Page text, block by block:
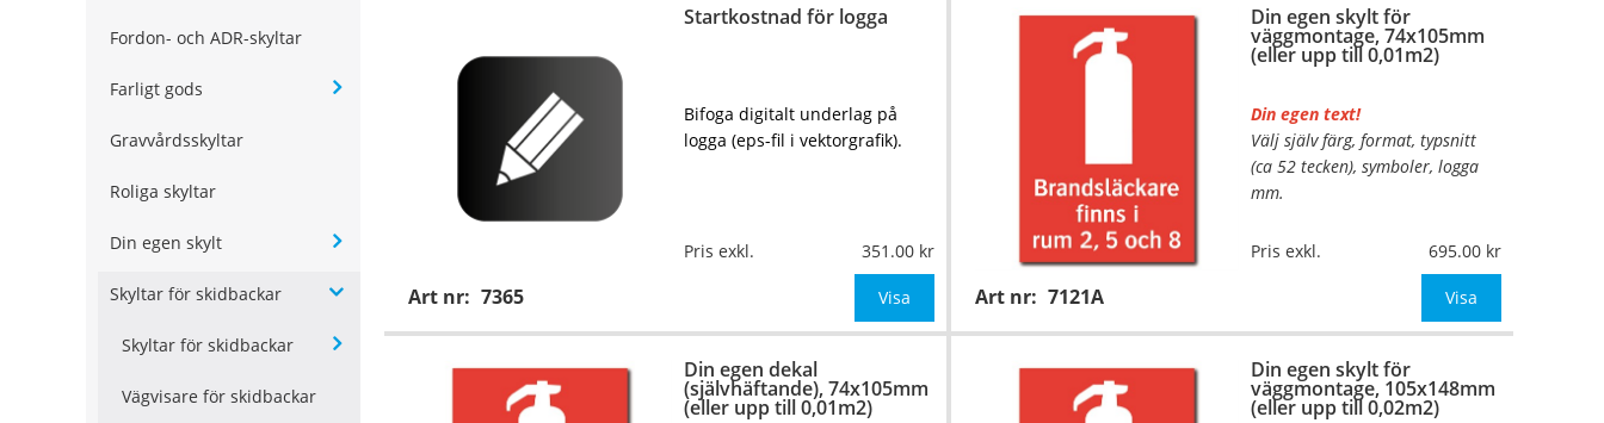
Fordon- och ADR-skyltar
Farligt gods
Gravvårdsskyltar
Roliga skyltar
Din egen skylt
Skyltar för skidbackar
Skyltar för skidbackar
Vägvisare för skidbackar
Startkostnad för logga
Art nr: 7365
Bifoga digitalt underlag på
logga (eps-fil i vektorgrafik).
Pris exkl. 351.00
Visa
Din egen skylt för
väggmontage, 74x105mm
(eller upp till 0,01m2)
Art nr: 7121A
Din egen text!
Välj själv färg, format, typsnitt
(ca 52 tecken), symboler, logga
mm.
Material:
Plan aluminium,
0,7mm (väggmontage)
74x105mm (eller annat
Be om offert vid antal
Pris exkl. 695.00
Visa
Din egen dekal
(självhäftande), 74x105mm
(eller upp till 0,01m2)
Din egen skylt för
väggmontage, 105x148mm
(eller upp till 0,02m2)